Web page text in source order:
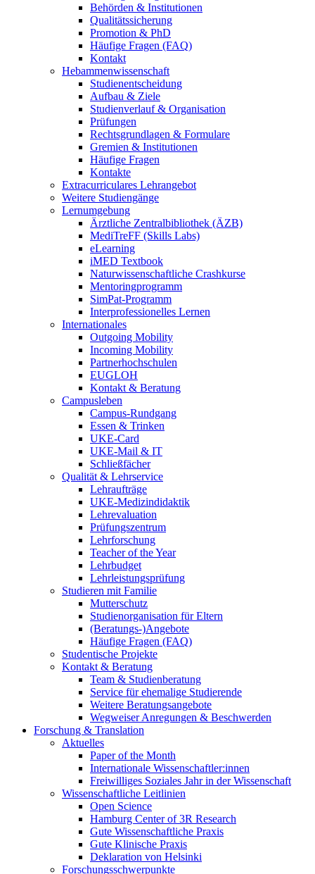
Behörden & Institutionen
Qualitätssicherung
Promotion & PhD
Häufige Fragen (FAQ)
Kontakt
Hebammenwissenschaft
Studienentscheidung
Aufbau & Ziele
Studienverlauf & Organisation
Prüfungen
Rechtsgrundlagen & Formulare
Gremien & Institutionen
Häufige Fragen
Kontakte
Extracurriculares Lehrangebot
Weitere Studiengänge
Lernumgebung
Ärztliche Zentralbibliothek (ÄZB)
MediTreFF (Skills Labs)
eLearning
iMED Textbook
Naturwissenschaftliche Crashkurse
Mentoringprogramm
SimPat-Programm
Interprofessionelles Lernen
Internationales
Outgoing Mobility
Incoming Mobility
Partnerhochschulen
EUGLOH
Kontakt & Beratung
Campusleben
Campus-Rundgang
Essen & Trinken
UKE-Card
UKE-Mail & IT
Schließfächer
Qualität & Lehrservice
Lehraufträge
UKE-Medizindidaktik
Lehrevaluation
Prüfungszentrum
Lehrforschung
Teacher of the Year
Lehrbudget
Lehrleistungsprüfung
Studieren mit Familie
Mutterschutz
Studienorganisation für Eltern
(Beratungs-)Angebote
Häufige Fragen (FAQ)
Studentische Projekte
Kontakt & Beratung
Team & Studienberatung
Service für ehemalige Studierende
Weitere Beratungsangebote
Wegweiser Anregungen & Beschwerden
Forschung & Translation
Aktuelles
Paper of the Month
Internationale Wissenschaftler:innen
Freiwilliges Soziales Jahr in der Wissenschaft
Wissenschaftliche Leitlinien
Open Science
Hamburg Center of 3R Research
Gute Wissenschaftliche Praxis
Gute Klinische Praxis
Deklaration von Helsinki
Forschungsschwerpunkte